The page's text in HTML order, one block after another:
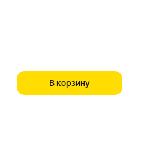
вместо
В корзину